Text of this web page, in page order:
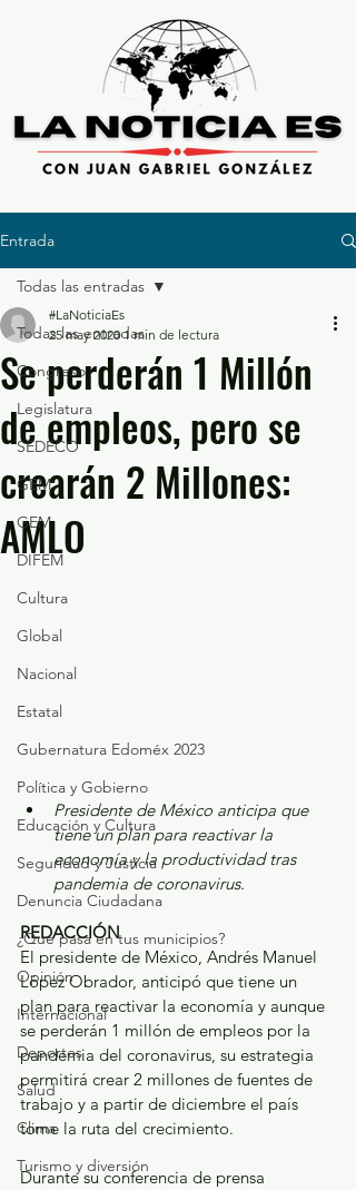
Entrada
Todas las entradas
Congreso
Legislatura
SEDECO
GEM
GEM
DIFEM
Cultura
Global
Nacional
Estatal
Gubernatura Edoméx 2023
Política y Gobierno
Educación y Cultura
Seguridad y Justicia
Denuncia Ciudadana
¿Qué pasa en tus municipios?
Opinión
Internacional
Deportes
Salud
Clima
Turismo y diversión
Todas las entradas
Se perderán 1 Millón
de empleos, pero se
crearán 2 Millones:
AMLO
#LaNoticiaEs
25 may 2020 1 min de lectura
Presidente de México anticipa que
tiene un plan para reactivar la
economía y la productividad tras
pandemia de coronavirus.
REDACCIÓN
El presidente de México, Andrés Manuel
López Obrador, anticipó que tiene un
plan para reactivar la economía y aunque
se perderán 1 millón de empleos por la
pandemia del coronavirus, su estrategia
permitirá crear 2 millones de fuentes de
trabajo y a partir de diciembre el país
tome la ruta del crecimiento.
Durante su conferencia de prensa